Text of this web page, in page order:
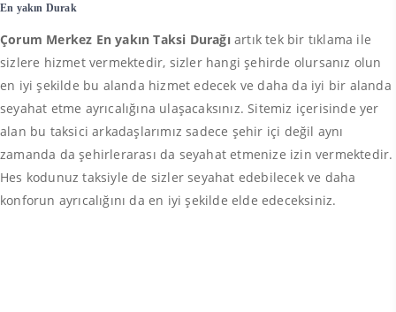
En yakın Durak
Çorum Merkez En yakın Taksi Durağı artık tek bir tıklama ile
sizlere hizmet vermektedir, sizler hangi şehirde olursanız olun
en iyi şekilde bu alanda hizmet edecek ve daha da iyi bir alanda
seyahat etme ayrıcalığına ulaşacaksınız. Sitemiz içerisinde yer
alan bu taksici arkadaşlarımız sadece şehir içi değil aynı
zamanda da şehirlerarası da seyahat etmenize izin vermektedir.
Hes kodunuz taksiyle de sizler seyahat edebilecek ve daha
konforun ayrıcalığını da en iyi şekilde elde edeceksiniz.